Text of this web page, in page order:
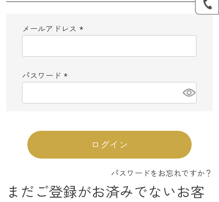
メールアドレス
須)
パスワード
須)
ログイン
パスワードをお忘れですか？
まだご登録がお済みでないお客